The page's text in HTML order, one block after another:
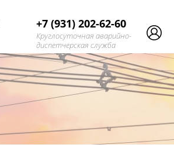
+7 (931) 202-62-60
Круглосуточная аварийно-
диспетчерская служба